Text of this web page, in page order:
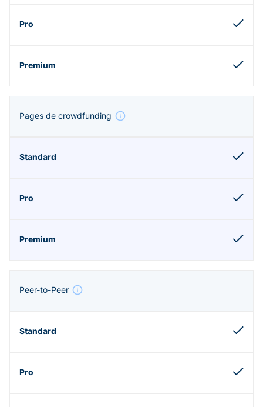
Pages de crowdfunding
Peer-to-Peer